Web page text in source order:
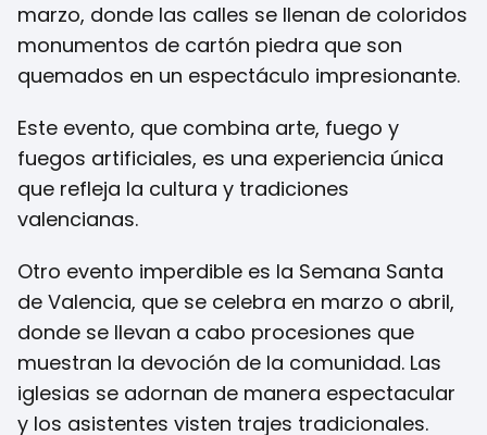
marzo, donde las calles se llenan de coloridos
monumentos de cartón piedra que son
quemados en un espectáculo impresionante.
Este evento, que combina arte, fuego y
fuegos artificiales, es una experiencia única
que refleja la cultura y tradiciones
valencianas.
Otro evento imperdible es la Semana Santa
de Valencia, que se celebra en marzo o abril,
donde se llevan a cabo procesiones que
muestran la devoción de la comunidad. Las
iglesias se adornan de manera espectacular
y los asistentes visten trajes tradicionales.